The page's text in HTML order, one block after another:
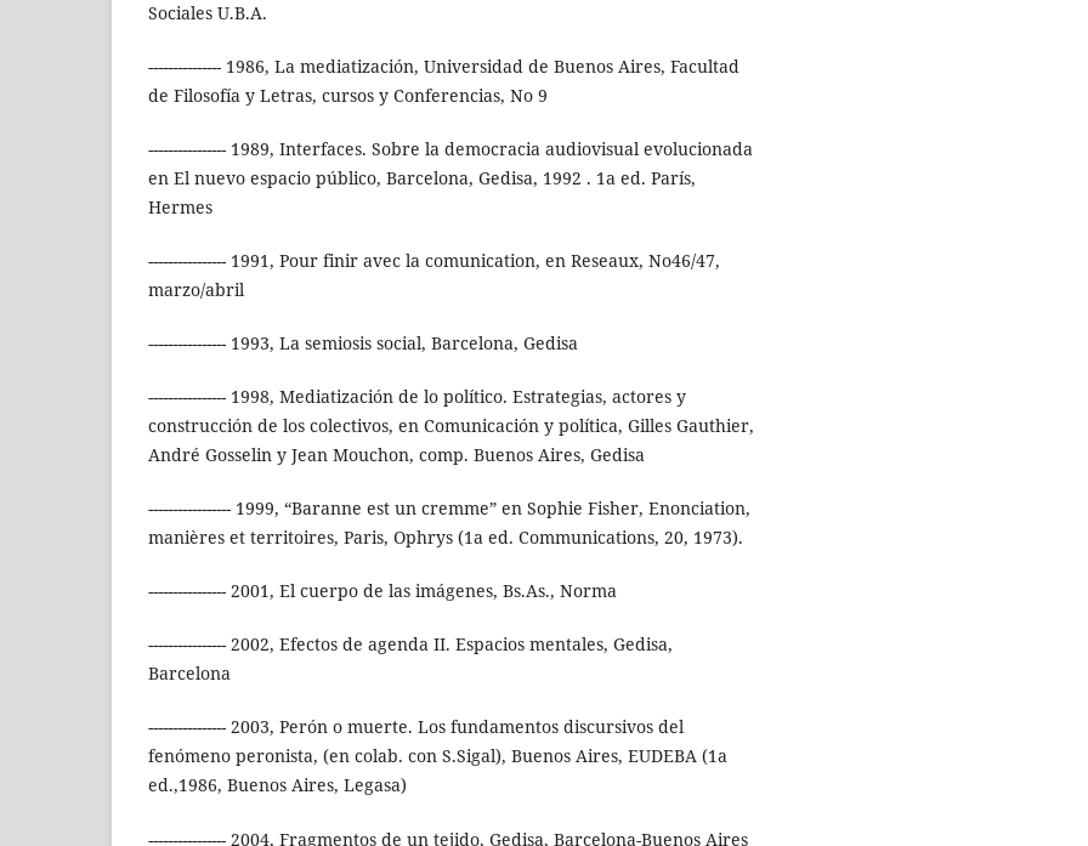
Sociales U.B.A.
--------------- 1986, La mediatización, Universidad de Buenos Aires, Facultad
de Filosofía y Letras, cursos y Conferencias, No 9
---------------- 1989, Interfaces. Sobre la democracia audiovisual evolucionada
en El nuevo espacio público, Barcelona, Gedisa, 1992 . 1a ed. París,
Hermes
---------------- 1991, Pour finir avec la comunication, en Reseaux, No46/47,
marzo/abril
---------------- 1993, La semiosis social, Barcelona, Gedisa
---------------- 1998, Mediatización de lo político. Estrategias, actores y
construcción de los colectivos, en Comunicación y política, Gilles Gauthier,
André Gosselin y Jean Mouchon, comp. Buenos Aires, Gedisa
----------------- 1999, “Baranne est un cremme” en Sophie Fisher, Enonciation,
manières et territoires, Paris, Ophrys (1a ed. Communications, 20, 1973).
---------------- 2001, El cuerpo de las imágenes, Bs.As., Norma
---------------- 2002, Efectos de agenda II. Espacios mentales, Gedisa,
Barcelona
---------------- 2003, Perón o muerte. Los fundamentos discursivos del
fenómeno peronista, (en colab. con S.Sigal), Buenos Aires, EUDEBA (1a
ed.,1986, Buenos Aires, Legasa)
---------------- 2004, Fragmentos de un tejido, Gedisa, Barcelona-Buenos Aires